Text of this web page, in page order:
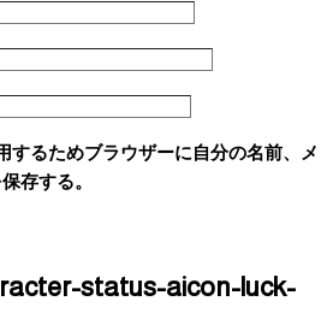
するためブラウザーに自分の名前、メ
存する。
status-aicon-luck-